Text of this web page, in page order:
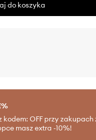
do koszyka
kodem: OFF przy zakupach
masz extra -10%!